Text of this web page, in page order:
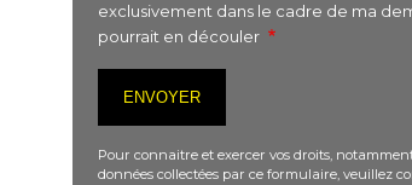
exclusivement dans le cadre de ma
pourrait en découler
Pour connaitre et exercer vos droits,
données collectées par ce formulaire, veuillez